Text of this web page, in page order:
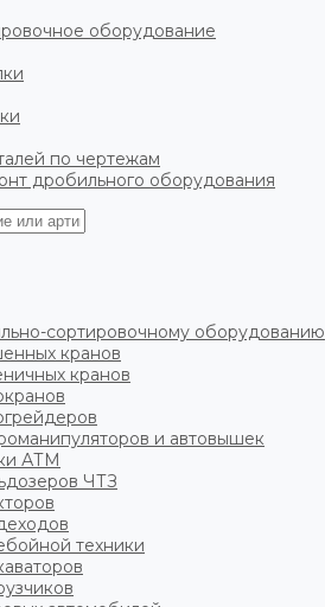
оборудование
по чертежам
дробильного оборудования
сортировочному оборудованию
кранов
кранов
и автовышек
АТМ
ЧТЗ
техники